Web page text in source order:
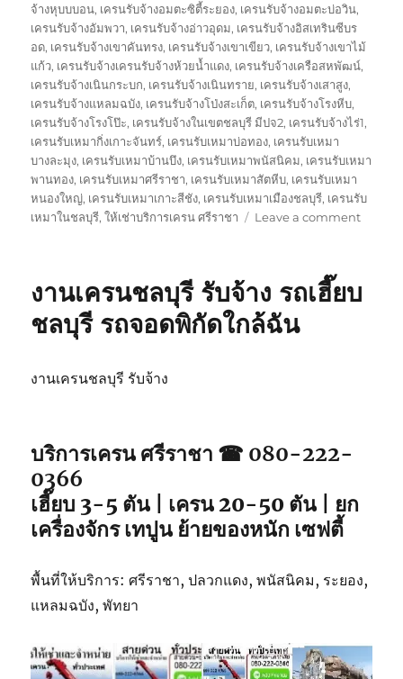
จ้างหุบบบอน, เครนรับจ้างอมตะซิตี้ระยอง, เครนรับจ้างอมตะบ่อวิน,
เครนรับจ้างอัมพวา, เครนรับจ้างอ่าวอุดม, เครนรับจ้างอิสเทรินซีบร
อด, เครนรับจ้างเขาคันทรง, เครนรับจ้างเขาเขียว, เครนรับจ้างเขาไม้
แก้ว, เครนรับจ้างเครนรับจ้างห้วยน้ำแดง, เครนรับจ้างเครือสหพัฒน์,
เครนรับจ้างเนินกระบก, เครนรับจ้างเนินทราย, เครนรับจ้างเสาสูง,
เครนรับจ้างแหลมฉบัง, เครนรับจ้างโป่งสะเก็ต, เครนรับจ้างโรงหีบ,
เครนรับจ้างโรงโป๊ะ, เครนรับจ้างในเขตชลบุรี มีปจ2, เครนรับจ้างไร่1,
เครนรับเหมากิ่งเกาะจันทร์, เครนรับเหมาบ่อทอง, เครนรับเหมา
บางละมุง, เครนรับเหมาบ้านบึง, เครนรับเหมาพนัสนิคม, เครนรับเหมา
พานทอง, เครนรับเหมาศรีราชา, เครนรับเหมาสัตหีบ, เครนรับเหมา
หนองใหญ่, เครนรับเหมาเกาะสีชัง, เครนรับเหมาเมืองชลบุรี, เครนรับ
เหมาในชลบุรี,ให้เช่าบริการเครน ศรีราชา Leave a commenton
งานเครนชลบุรี รับจ้าง รถเฮี๊ยบ
ชลบุรี รถจอดพิกัดใกล้ฉัน
งานเครนชลบุรี รับจ้าง
บริการเครน ศรีราชา ☎ 080-222-
0366
เฮี๊ยบ 3-5 ตัน | เครน 20-50 ตัน | ยก
เครื่องจักร เทปูน ย้ายของหนัก เซฟตี้
พื้นที่ให้บริการ: ศรีราชา, ปลวกแดง, พนัสนิคม, ระยอง,
แหลมฉบัง, พัทยา